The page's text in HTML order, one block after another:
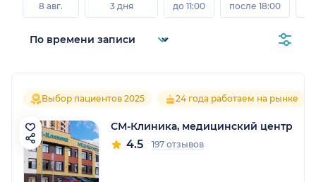
8 авг.
3 дня
до 11:00
после 18:00
Выбор пациентов 2025 24 года работаем на рынке
СМ-Клиника, медицинский центр
4.5 197 отзывов